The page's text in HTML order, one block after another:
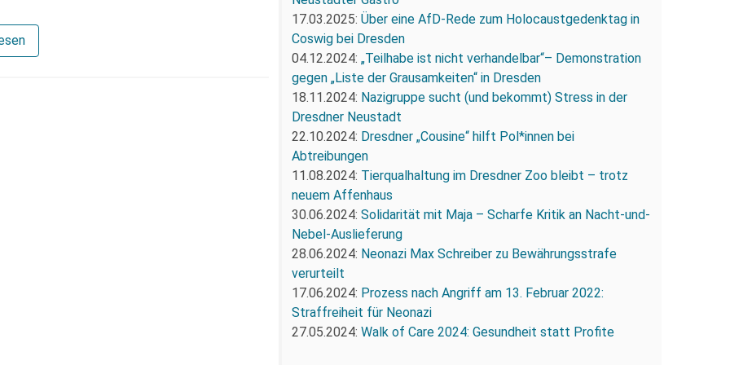
17.03.2025: Über eine AfD-Rede zum Holocaustgedenktag in
Coswig bei Dresden
04.12.2024: „Teilhabe ist nicht verhandelbar“– Demonstration
gegen „Liste der Grausamkeiten“ in Dresden
18.11.2024: Nazigruppe sucht (und bekommt) Stress in der
Dresdner Neustadt
22.10.2024: Dresdner „Cousine“ hilft Pol*innen bei
Abtreibungen
11.08.2024: Tierqualhaltung im Dresdner Zoo bleibt – trotz
neuem Affenhaus
30.06.2024: Solidarität mit Maja – Scharfe Kritik an Nacht-und-
Nebel-Auslieferung
28.06.2024: Neonazi Max Schreiber zu Bewährungsstrafe
verurteilt
17.06.2024: Prozess nach Angriff am 13. Februar 2022:
Straffreiheit für Neonazi
27.05.2024: Walk of Care 2024: Gesundheit statt Profite